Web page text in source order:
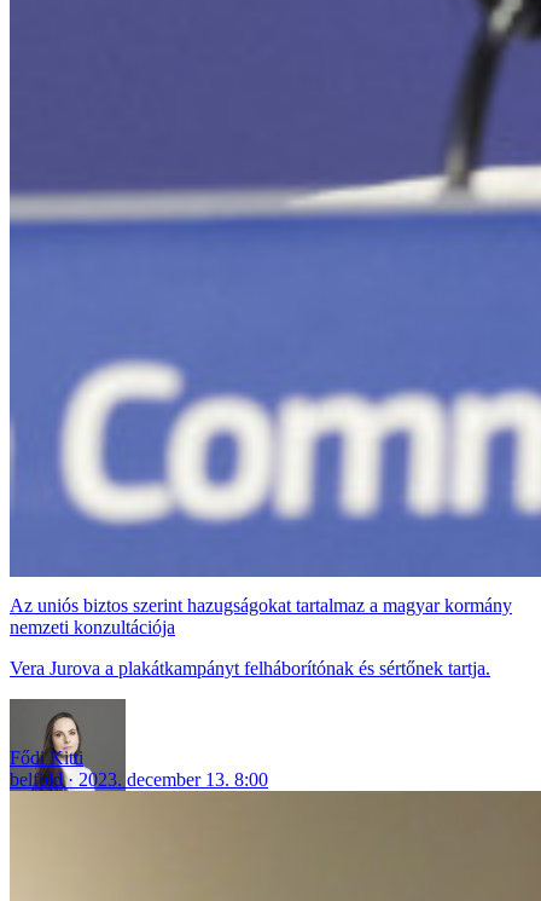
Az uniós biztos szerint hazugságokat tartalmaz a magyar kormány
nemzeti konzultációja
Vera Jurova a plakátkampányt felháborítónak és sértőnek tartja.
Fődi Kitti
belföld
2023. december 13. 8:00